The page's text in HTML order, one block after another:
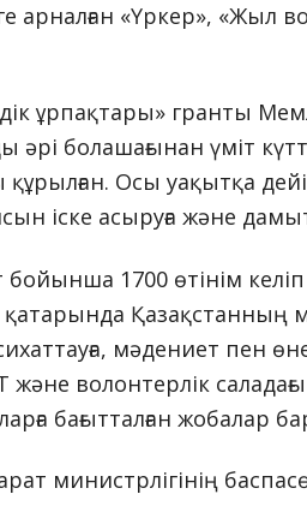
арналған «Үркер», «Жыл
ұрпақтары» гранты
болашағынан үміт
Осы уақытқа
іске асыруға және
1700 өтінім келіп
Қазақстанның
мәдениет пен
және волонтерлік
бағытталған жобалар
министрлігінің